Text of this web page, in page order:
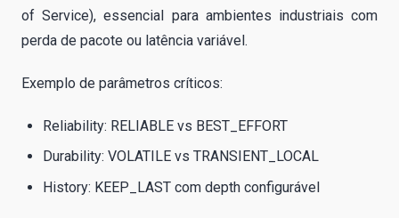
of Service), essencial para ambientes industriais com
perda de pacote ou latência variável.
Exemplo de parâmetros críticos:
Reliability: RELIABLE vs BEST_EFFORT
Durability: VOLATILE vs TRANSIENT_LOCAL
History: KEEP_LAST com depth configurável